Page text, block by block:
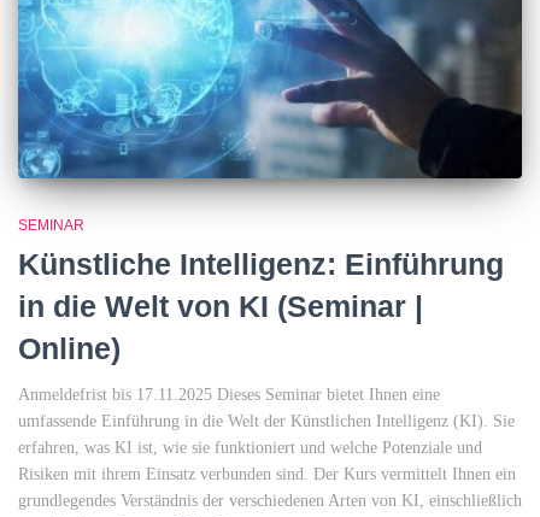
SEMINAR
Künstliche Intelligenz: Einführung
in die Welt von KI (Seminar |
Online)
Anmeldefrist bis 17.11.2025 Dieses Seminar bietet Ihnen eine
umfassende Einführung in die Welt der Künstlichen Intelligenz (KI). Sie
erfahren, was KI ist, wie sie funktioniert und welche Potenziale und
Risiken mit ihrem Einsatz verbunden sind. Der Kurs vermittelt Ihnen ein
grundlegendes Verständnis der verschiedenen Arten von KI, einschließlich